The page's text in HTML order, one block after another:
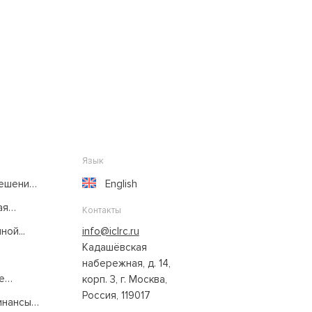
Язык
English
Контакты
info@iclrc.ru
Кадашёвская
набережная, д. 14,
корп. 3, г. Москва,
Россия, 119017